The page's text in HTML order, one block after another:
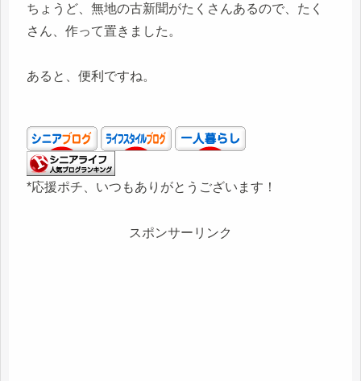
ちょうど、無地の古新聞がたくさんあるので、たく
さん、作って置きました。
あると、便利ですね。
*応援ポチ、いつもありがとうございます！
スポンサーリンク